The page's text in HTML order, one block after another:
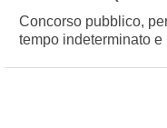
Concorso pubblico,
tempo indeterminato e